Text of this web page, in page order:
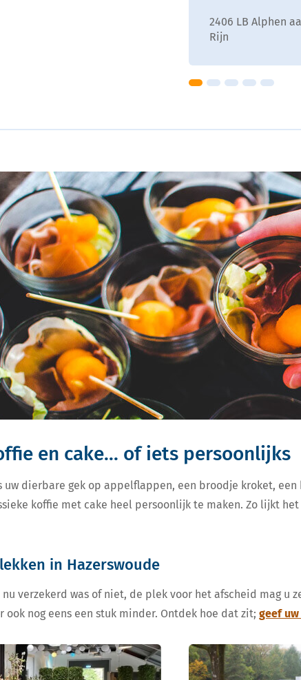
2406 LB Alphen
Rijn
en cake... of iets persoonlijks
uw dierbare gek op appelflappen, een broodje kroket,
koffie met cake heel persoonlijk te maken. Zo lijkt
in Hazerswoude
verzekerd was of niet, de plek voor het afscheid mag
nog eens een stuk minder. Ontdek hoe dat zit; geef